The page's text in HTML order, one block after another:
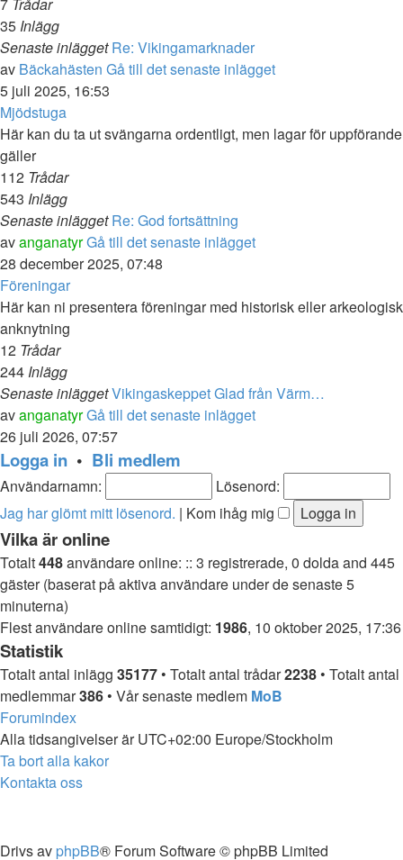
35 Inlägg
Senaste inlägget Re: Vikingamarknader
av Bäckahästen Gå till det senaste inlägget
5 juli 2025, 16:53
Mjödstuga
Här kan du ta ut svängarna ordentligt, men lagar för uppförande
gäller
112 Trådar
543 Inlägg
Senaste inlägget Re: God fortsättning
avanganatyrGå till det senaste inlägget
28 december 2025, 07:48
Föreningar
Här kan ni presentera föreningar med historisk eller arkeologisk
anknytning
12 Trådar
244 Inlägg
Senaste inläggetVikingaskeppet Glad från Värm…
avanganatyrGå till det senaste inlägget
26 juli 2026, 07:57
Logga in • Bli medlem
Användarnamn:
Lösenord:
Jag har glömt mitt lösenord. | Kom ihåg mig
Vilka är online
Totalt448användare online: :: 3 registrerade, 0 dolda and 445
gäster (baserat på aktiva användare under de senaste 5
minuterna)
Flest användare online samtidigt: 1986, 10 oktober 2025, 17:36
Statistik
Totalt antal inlägg 35177 • Totalt antal trådar2238 • Totalt antal
medlemmar386 • Vår senaste medlem MoB
Forumindex
Alla tidsangivelser är UTC+02:00 Europe/Stockholm
Ta bort alla kakor
Kontakta oss
Drivs av phpBB® Forum Software © phpBB Limited